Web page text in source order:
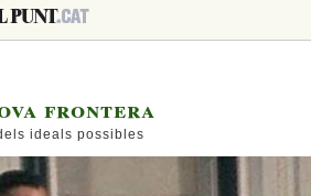
frontera
ideals possibles